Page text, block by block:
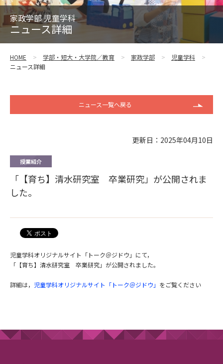
家政学部 児童学科
ニュース詳細
HOME 学部・短大・大学院／教育 家政学部
児童学科
ニュース詳細
ニュース一覧へ戻る
更新日：2025年04月10日
授業紹介
「【育ち】清水研究室 卒業研究」が公開されま
した。
児童学科オリジナルサイト「トーク＠ジドウ」にて，
「【育ち】清水研究室 卒業研究」が公開されました。
詳細は， 児童学科オリジナルサイト「トーク＠ジドウ」 をご覧ください